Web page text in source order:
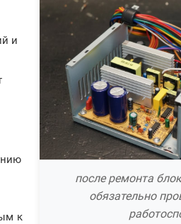
после ремонта
обязательно
и
к